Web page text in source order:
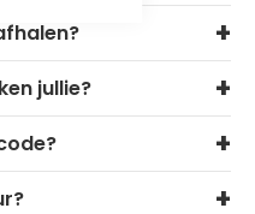
jullie?